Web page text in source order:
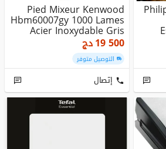
Pied Mixeur Kenwood
Hbm60007gy 1000 Lames
Acier Inoxydable Gris
Watts
19 500دج
التوصيل متوفر
إتصال